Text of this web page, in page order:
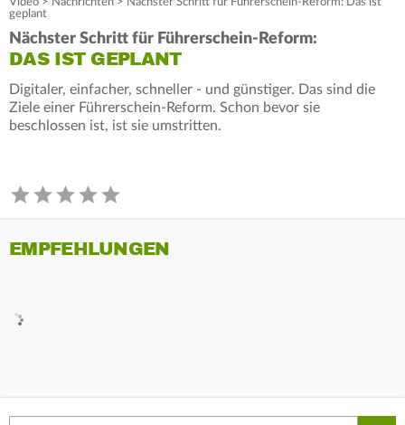
geplant
Nächster Schritt für Führerschein-Reform:
DAS IST GEPLANT
Digitaler, einfacher, schneller - und günstiger. Das sind die
Ziele einer Führerschein-Reform. Schon bevor sie
beschlossen ist, ist sie umstritten.
EMPFEHLUNGEN